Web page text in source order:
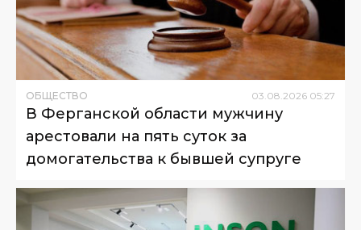
ОБЩЕСТВО 03.08.2026 05:27
В Ферганской области мужчину
арестовали на пять суток за
домогательства к бывшей супруге